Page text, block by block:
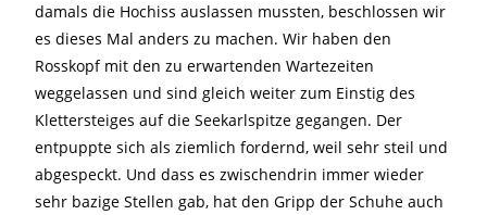
damals die Hochiss auslassen mussten, beschlossen wir
es dieses Mal anders zu machen. Wir haben den
Rosskopf mit den zu erwartenden Wartezeiten
weggelassen und sind gleich weiter zum Einstig des
Klettersteiges auf die Seekarlspitze gegangen. Der
entpuppte sich als ziemlich fordernd, weil sehr steil und
abgespeckt. Und dass es zwischendrin immer wieder
sehr bazige Stellen gab, hat den Gripp der Schuhe auch